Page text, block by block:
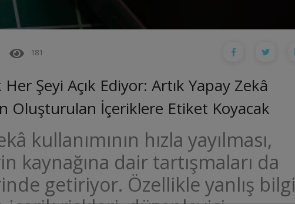
181
Şeyi Açık Ediyor: Artık Yapay Zekâ
Oluşturulan İçeriklere Etiket Koyacak
kullanımının hızla yayılması,
kaynağına dair tartışmaları da
getiriyor. Özellikle yanlış bilgi